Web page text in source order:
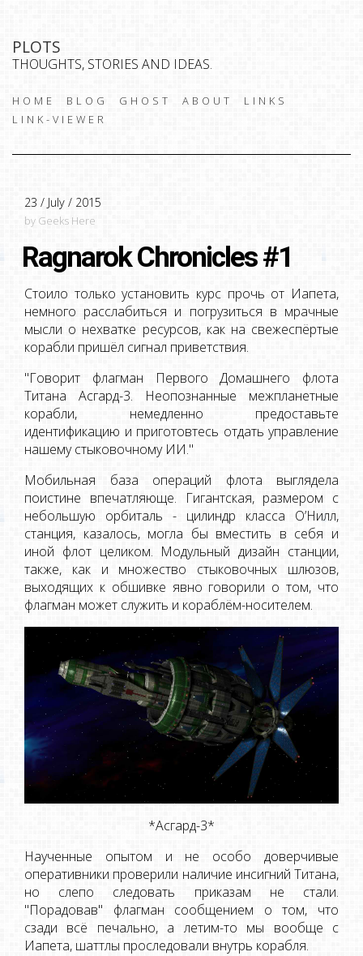
PLOTS
THOUGHTS, STORIES AND IDEAS.
HOME BLOG GHOST ABOUT
LINKS
LINK-VIEWER
23 / July / 2015
by Geeks Here
Ragnarok Chronicles #1
Стоило только установить курс прочь от Иапета,
немного расслабиться и погрузиться в мрачные
мысли о нехватке ресурсов, как на свежеспёртые
корабли пришёл сигнал приветствия.
"Говорит флагман Первого Домашнего флота
Титана Асгард-3. Неопознанные межпланетные
корабли, немедленно предоставьте
идентификацию и приготовтесь отдать управление
нашему стыковочному ИИ."
Мобильная база операций флота выглядела
поистине впечатляюще. Гигантская, размером с
небольшую орбиталь - цилиндр класса О’Нилл,
станция, казалось, могла бы вместить в себя и
иной флот целиком. Модульный дизайн станции,
также, как и множество стыковочных шлюзов,
выходящих к обшивке явно говорили о том, что
флагман может служить и кораблём-носителем.
*Асгард-3*
Наученные опытом и не особо доверчивые
оперативники проверили наличие инсигний Титана,
но слепо следовать приказам не стали.
"Порадовав" флагман сообщением о том, что
сзади всё печально, а летим-то мы вообще с
Иапета, шаттлы проследовали внутрь корабля.